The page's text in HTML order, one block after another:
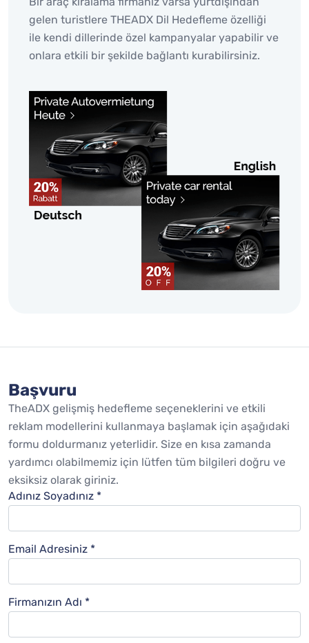
gelen turistlere THEADX Dil Hedefleme özelliği
ile kendi dillerinde özel kampanyalar yapabilir ve
onlara etkili bir şekilde bağlantı kurabilirsiniz.
Başvuru
TheADX gelişmiş hedefleme seçeneklerini ve etkili
reklam modellerini kullanmaya başlamak için aşağıdaki
formu doldurmanız yeterlidir. Size en kısa zamanda
yardımcı olabilmemiz için lütfen tüm bilgileri doğru ve
eksiksiz olarak giriniz.
Adınız Soyadınız *
Email Adresiniz *
Firmanızın Adı *